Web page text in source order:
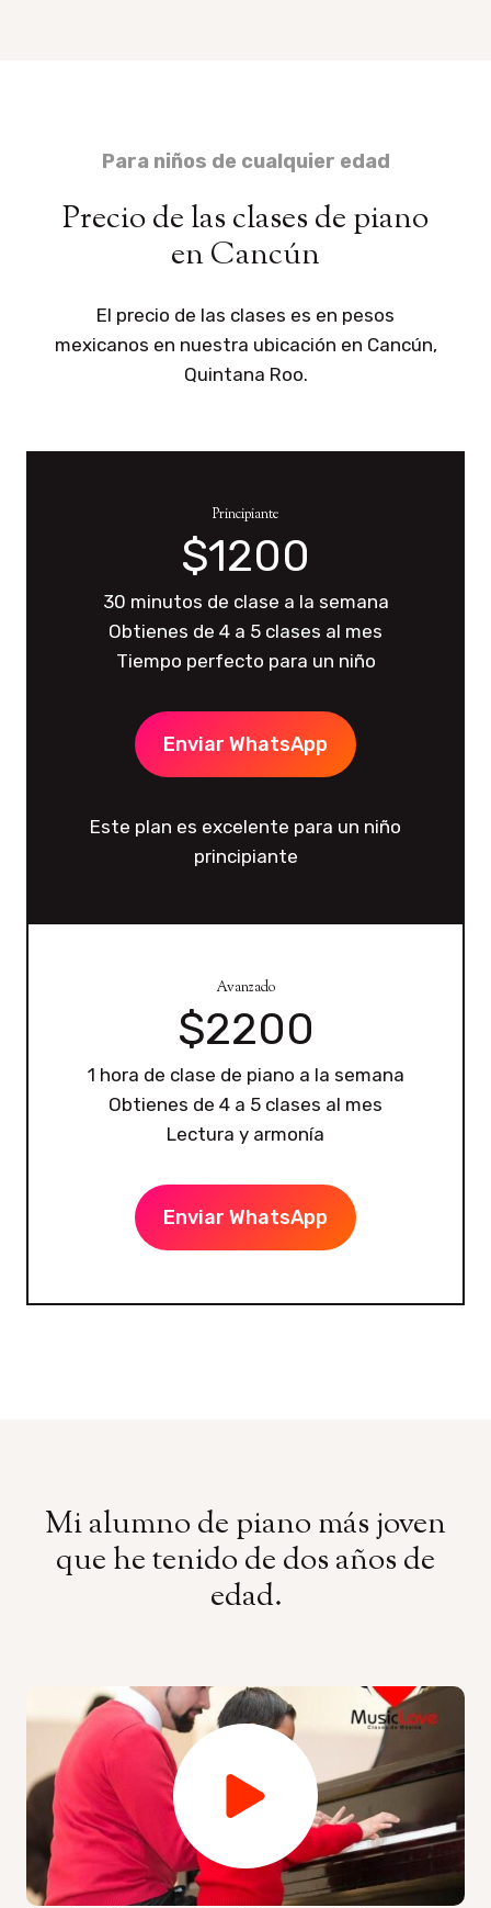
Para niños de cualquier edad
Precio de las clases de piano
en Cancún
El precio de las clases es en pesos
mexicanos en nuestra ubicación en Cancún,
Quintana Roo.
Principiante
$1200
30 minutos de clase a la semana
Obtienes de 4 a 5 clases al mes
Tiempo perfecto para un niño
Enviar WhatsApp
Este plan es excelente para un niño
principiante
Avanzado
$2200
1 hora de clase de piano a la semana
Obtienes de 4 a 5 clases al mes
Lectura y armonía
Enviar WhatsApp
Mi alumno de piano más joven
que he tenido de dos años de
edad.